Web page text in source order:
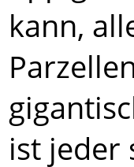
kann,
ist jeder